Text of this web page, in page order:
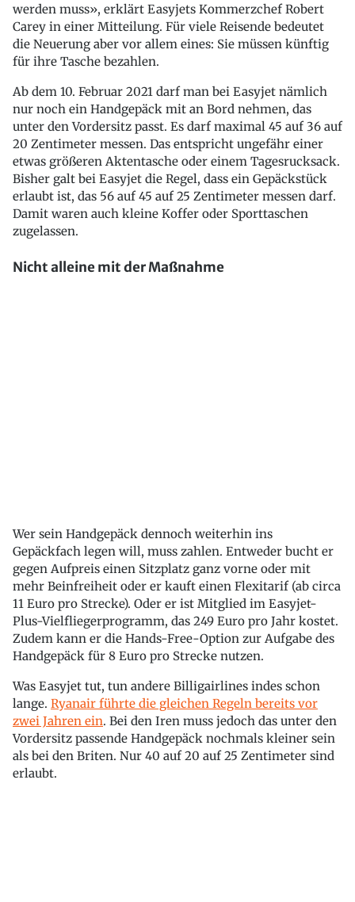
werden muss», erklärt Easyjets Kommerzchef Robert
Carey in einer Mitteilung. Für viele Reisende bedeutet
die Neuerung aber vor allem eines: Sie müssen künftig
für ihre Tasche bezahlen.
Ab dem 10. Februar 2021 darf man bei Easyjet nämlich
nur noch ein Handgepäck mit an Bord nehmen, das
unter den Vordersitz passt. Es darf maximal 45 auf 36 auf
20 Zentimeter messen. Das entspricht ungefähr einer
etwas größeren Aktentasche oder einem Tagesrucksack.
Bisher galt bei Easyjet die Regel, dass ein Gepäckstück
erlaubt ist, das 56 auf 45 auf 25 Zentimeter messen darf.
Damit waren auch kleine Koffer oder Sporttaschen
zugelassen.
Nicht alleine mit der Maßnahme
Wer sein Handgepäck dennoch weiterhin ins
Gepäckfach legen will, muss zahlen. Entweder bucht er
gegen Aufpreis einen Sitzplatz ganz vorne oder mit
mehr Beinfreiheit oder er kauft einen Flexitarif (ab circa
11 Euro pro Strecke). Oder er ist Mitglied im Easyjet-
Plus-Vielfliegerprogramm, das 249 Euro pro Jahr kostet.
Zudem kann er die Hands-Free-Option zur Aufgabe des
Handgepäck für 8 Euro pro Strecke nutzen.
Was Easyjet tut, tun andere Billigairlines indes schon
lange. Ryanair führte die gleichen Regeln bereits vor
zwei Jahren ein. Bei den Iren muss jedoch das unter den
Vordersitz passende Handgepäck nochmals kleiner sein
als bei den Briten. Nur 40 auf 20 auf 25 Zentimeter sind
erlaubt.